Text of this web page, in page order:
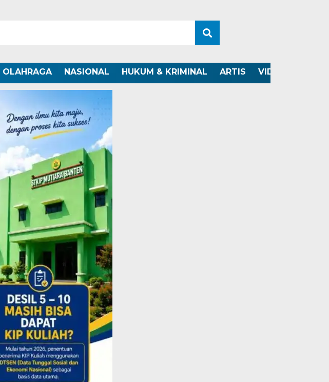
OLAHRAGA NASIONAL HUKUM & KRIMINAL ARTIS VIDEO